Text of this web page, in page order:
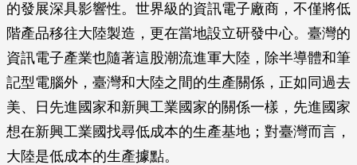
的發展深具影響性。世界級的資訊電子廠商，不僅將低
階產品移往大陸製造，更在當地設立研發中心。臺灣的
資訊電子產業也隨著這股潮流進軍大陸，除半導體和筆
記型電腦外，臺灣和大陸之間的生產關係，正如同過去
美、日先進國家和新興工業國家的關係一樣，先進國家
想在新興工業國找尋低成本的生產基地；對臺灣而言，
大陸是低成本的生產據點。